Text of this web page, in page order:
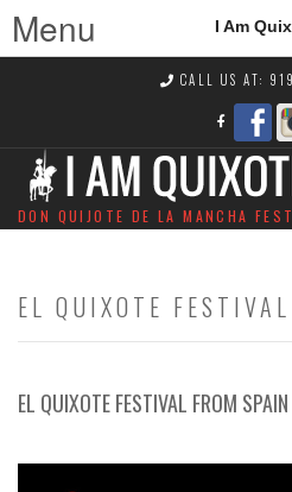
Menu I Am
CALL US AT:
DON QUIJOTE DE LA MANCHA
EL QUIXOTE
EL QUIXOTE FESTIVAL FROM SPAIN